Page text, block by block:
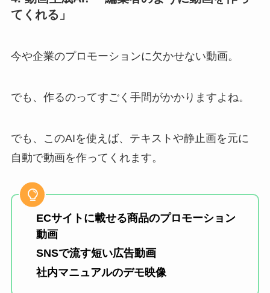
てくれる」
今や企業のプロモーションに欠かせない動画。
でも、作るのってすごく手間がかかりますよね。
でも、このAIを使えば、テキストや静止画を元に
自動で動画を作ってくれます。
ECサイトに載せる商品のプロモーション
動画
SNSで流す短い広告動画
社内マニュアルのデモ映像